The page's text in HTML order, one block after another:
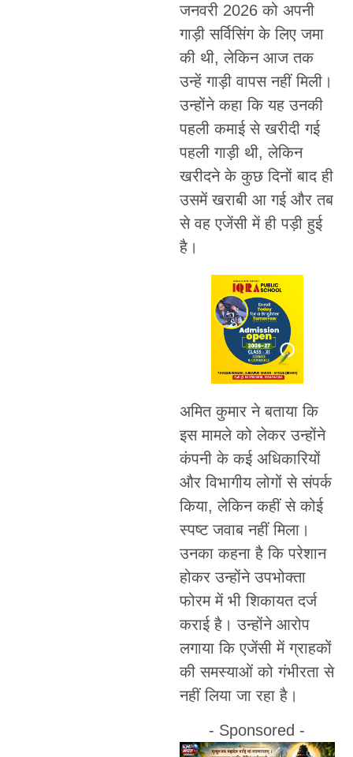
जनवरी 2026 को अपनी
गाड़ी सर्विसिंग के लिए जमा
की थी, लेकिन आज तक
उन्हें गाड़ी वापस नहीं मिली।
उन्होंने कहा कि यह उनकी
पहली कमाई से खरीदी गई
पहली गाड़ी थी, लेकिन
खरीदने के कुछ दिनों बाद ही
उसमें खराबी आ गई और तब
से वह एजेंसी में ही पड़ी हुई
है।
अमित कुमार ने बताया कि
इस मामले को लेकर उन्होंने
कंपनी के कई अधिकारियों
और विभागीय लोगों से संपर्क
किया, लेकिन कहीं से कोई
स्पष्ट जवाब नहीं मिला।
उनका कहना है कि परेशान
होकर उन्होंने उपभोक्ता
फोरम में भी शिकायत दर्ज
कराई है। उन्होंने आरोप
लगाया कि एजेंसी में ग्राहकों
की समस्याओं को गंभीरता से
नहीं लिया जा रहा है।
- Sponsored -